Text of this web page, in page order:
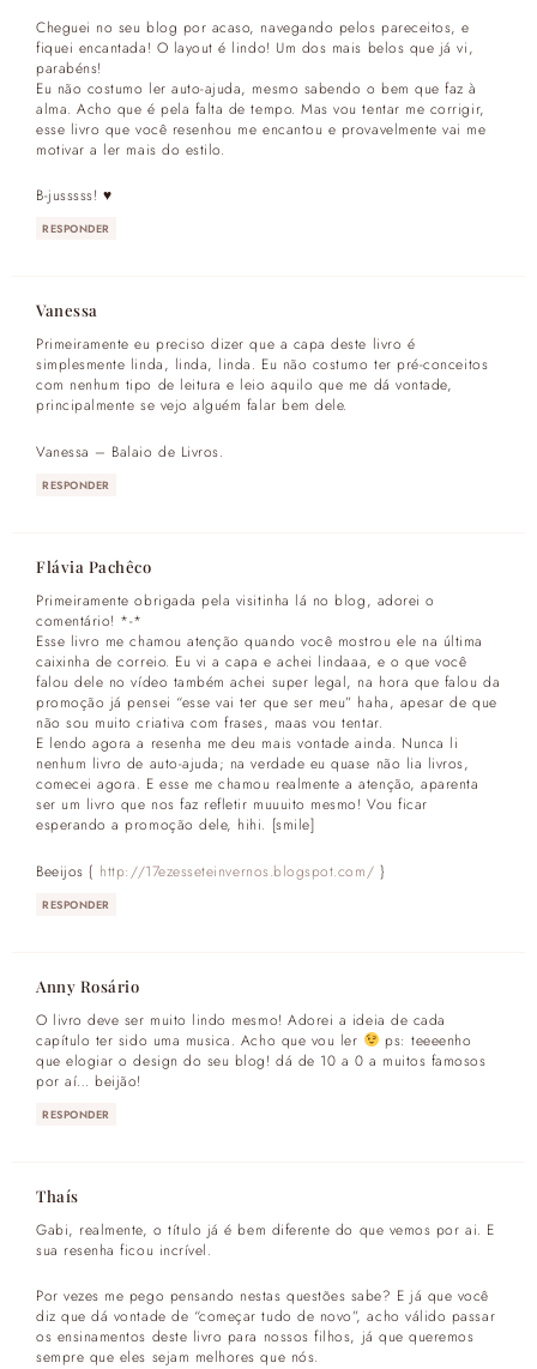
Cheguei no seu blog por acaso, navegando pelos pareceitos, e
fiquei encantada! O layout é lindo! Um dos mais belos que já vi,
parabéns!
Eu não costumo ler auto-ajuda, mesmo sabendo o bem que faz à
alma. Acho que é pela falta de tempo. Mas vou tentar me corrigir,
esse livro que você resenhou me encantou e provavelmente vai me
motivar a ler mais do estilo.
B-jusssss! ♥
RESPONDER
Vanessa
Primeiramente eu preciso dizer que a capa deste livro é
simplesmente linda, linda, linda. Eu não costumo ter pré-conceitos
com nenhum tipo de leitura e leio aquilo que me dá vontade,
principalmente se vejo alguém falar bem dele.
Vanessa – Balaio de Livros.
RESPONDER
Flávia Pachêco
Primeiramente obrigada pela visitinha lá no blog, adorei o
comentário! *-*
Esse livro me chamou atenção quando você mostrou ele na última
caixinha de correio. Eu vi a capa e achei lindaaa, e o que você
falou dele no vídeo também achei super legal, na hora que falou da
promoção já pensei “esse vai ter que ser meu” haha, apesar de que
não sou muito criativa com frases, maas vou tentar.
E lendo agora a resenha me deu mais vontade ainda. Nunca li
nenhum livro de auto-ajuda; na verdade eu quase não lia livros,
comecei agora. E esse me chamou realmente a atenção, aparenta
ser um livro que nos faz refletir muuuito mesmo! Vou ficar
esperando a promoção dele, hihi. [smile]
Beeijos { http://17ezesseteinvernos.blogspot.com/ }
RESPONDER
Anny Rosário
O livro deve ser muito lindo mesmo! Adorei a ideia de cada
capítulo ter sido uma musica. Acho que vou ler
ps: teeeenho
que elogiar o design do seu blog! dá de 10 a 0 a muitos famosos
por aí… beijão!
RESPONDER
Thaís
Gabi, realmente, o título já é bem diferente do que vemos por ai. E
sua resenha ficou incrível.
Por vezes me pego pensando nestas questões sabe? E já que você
diz que dá vontade de “começar tudo de novo”, acho válido passar
os ensinamentos deste livro para nossos filhos, já que queremos
sempre que eles sejam melhores que nós.